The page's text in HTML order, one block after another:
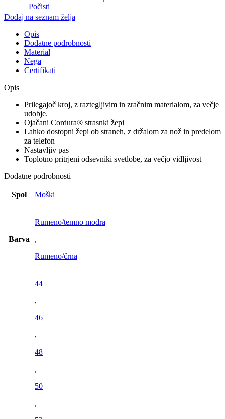
Počisti
Dodaj na seznam želja
Opis
Dodatne podrobnosti
Material
Nega
Certifikati
Opis
Prilegajoč kroj, z raztegljivim in zračnim materialom, za večje
udobje.
Ojačani Cordura® strasnki žepi
Lahko dostopni žepi ob straneh, z držalom za nož in predelom
za telefon
Nastavljiv pas
Toplotno pritrjeni odsevniki svetlobe, za večjo vidljivost
Dodatne podrobnosti
Spol Moški
Barva
Rumeno/temno modra
,
Rumeno/črna
44
,
46
,
48
,
50
,